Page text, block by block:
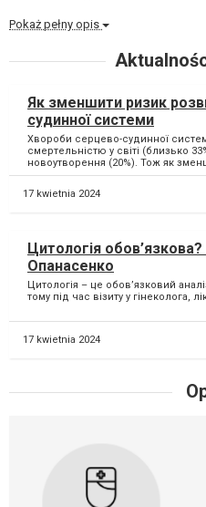
Pokaż pełny opis
Як зменшити ризик
судинної системи
Хвороби серцево-судинної
смертельністю у світі (близько
новоутворення (20%). Тож як
17 kwietnia 2024
Цитологія
Опанасенко
Цитологія – це обов’язковий
тому під час візиту у гінеколога,
17 kwietnia 2024